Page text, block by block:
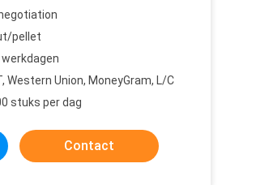
pellet
werkdagen
Western Union, MoneyGram, L/C
stuks per dag
Contact